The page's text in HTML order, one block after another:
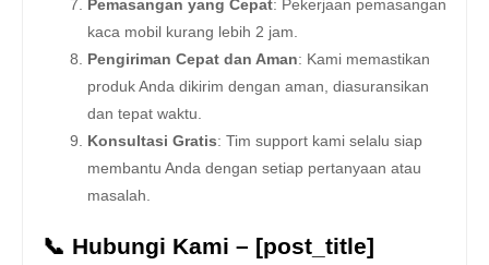
Pemasangan yang Cepat: Pekerjaan pemasangan
kaca mobil kurang lebih 2 jam.
Pengiriman Cepat dan Aman: Kami memastikan
produk Anda dikirim dengan aman, diasuransikan
dan tepat waktu.
Konsultasi Gratis: Tim support kami selalu siap
membantu Anda dengan setiap pertanyaan atau
masalah.
📞 Hubungi Kami – [post_title]